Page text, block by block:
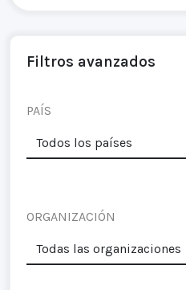
Filtros avanzados
PAÍS
ORGANIZACIÓN